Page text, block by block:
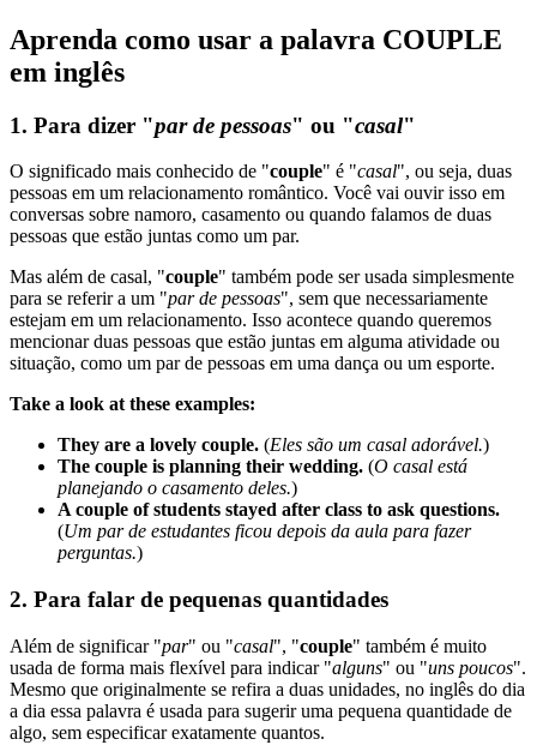
Aprenda como usar a palavra COUPLE
em inglês
1. Para dizer "par de pessoas" ou "casal"
O significado mais conhecido de "couple" é "casal", ou seja, duas
pessoas em um relacionamento romântico. Você vai ouvir isso em
conversas sobre namoro, casamento ou quando falamos de duas
pessoas que estão juntas como um par.
Mas além de casal, "couple" também pode ser usada simplesmente
para se referir a um "par de pessoas", sem que necessariamente
estejam em um relacionamento. Isso acontece quando queremos
mencionar duas pessoas que estão juntas em alguma atividade ou
situação, como um par de pessoas em uma dança ou um esporte.
Take a look at these examples:
They are a lovely couple. (Eles são um casal adorável.)
The couple is planning their wedding. (O casal está
planejando o casamento deles.)
A couple of students stayed after class to ask questions.
(Um par de estudantes ficou depois da aula para fazer
perguntas.)
2. Para falar de pequenas quantidades
Além de significar "par" ou "casal", "couple" também é muito
usada de forma mais flexível para indicar "alguns" ou "uns poucos".
Mesmo que originalmente se refira a duas unidades, no inglês do dia
a dia essa palavra é usada para sugerir uma pequena quantidade de
algo, sem especificar exatamente quantos.